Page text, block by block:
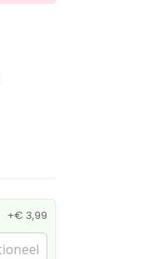
+€ 3,99